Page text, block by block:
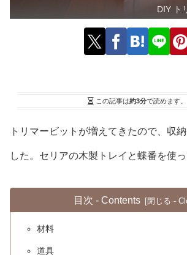
DIY ト
この記事は約3分で読めます。
トリマービットが増えてきたので、収
した。セリアの木製トレイと蝶番を使っ
目次 - Contents
材料
道具